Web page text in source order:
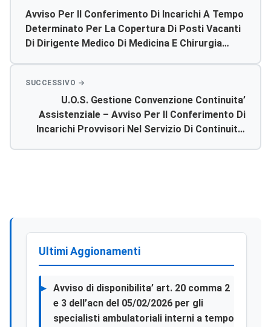
Avviso Per Il Conferimento Di Incarichi A Tempo
Determinato Per La Copertura Di Posti Vacanti
Di Dirigente Medico Di Medicina E Chirurgia
U.o.s. Gestione Convenzione Continuita’
Assistenziale – Avviso Per Il Conferimento Di
Incarichi Provvisori Nel Servizio Di Continuita’
Ultimi Aggionamenti
Avviso di disponibilita’ art. 20 comma 2
e 3 dell’acn del 05/02/2026 per gli
specialisti ambulatoriali interni a tempo